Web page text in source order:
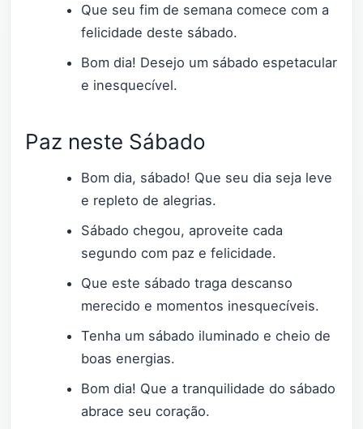
Que seu fim de semana comece com a
felicidade deste sábado.
Bom dia! Desejo um sábado espetacular
e inesquecível.
Paz neste Sábado
Bom dia, sábado! Que seu dia seja leve
e repleto de alegrias.
Sábado chegou, aproveite cada
segundo com paz e felicidade.
Que este sábado traga descanso
merecido e momentos inesquecíveis.
Tenha um sábado iluminado e cheio de
boas energias.
Bom dia! Que a tranquilidade do sábado
abrace seu coração.